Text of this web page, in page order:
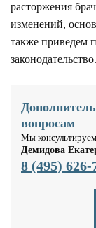
расторжения
изменений,
также приведем
законодательство.
вопросам
Мы
Демидова
8 (495) 626-